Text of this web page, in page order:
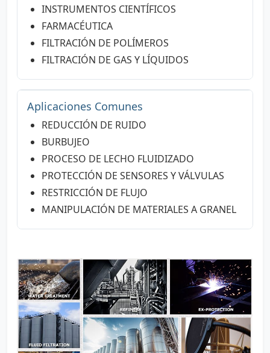
INSTRUMENTOS CIENTÍFICOS
FARMACÉUTICA
FILTRACIÓN DE POLÍMEROS
FILTRACIÓN DE GAS Y LÍQUIDOS
Aplicaciones Comunes
REDUCCIÓN DE RUIDO
BURBUJEO
PROCESO DE LECHO FLUIDIZADO
PROTECCIÓN DE SENSORES Y VÁLVULAS
RESTRICCIÓN DE FLUJO
MANIPULACIÓN DE MATERIALES A GRANEL